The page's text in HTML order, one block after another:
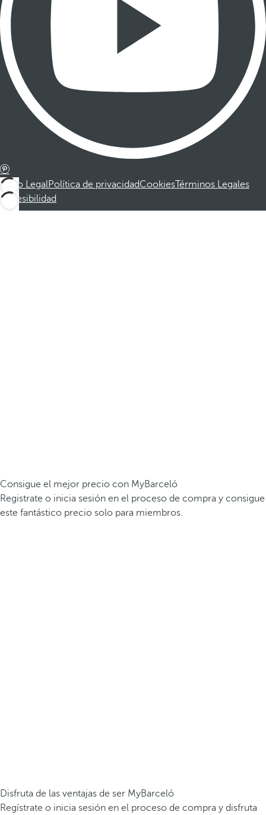
Aviso LegalPolítica de privacidadCookiesTérminos Legales
Accesibilidad
Consigue el mejor precio con MyBarceló
Registrate o inicia sesión en el proceso de compra y consigue
este fantástico precio solo para miembros.
Disfruta de las ventajas de ser MyBarceló
Regístrate o inicia sesión en el proceso de compra y disfruta